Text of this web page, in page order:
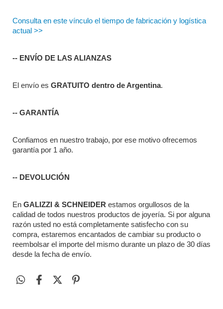
Consulta en este vínculo el tiempo de fabricación y logística
actual >>
-- ENVÍO DE LAS ALIANZAS
El envío es GRATUITO dentro de Argentina.
-- GARANTÍA
Confiamos en nuestro trabajo, por ese motivo ofrecemos
garantía por 1 año.
-- DEVOLUCIÓN
En GALIZZI & SCHNEIDER estamos orgullosos de la
calidad de todos nuestros productos de joyería. Si por alguna
razón usted no está completamente satisfecho con su
compra, estaremos encantados de cambiar su producto o
reembolsar el importe del mismo durante un plazo de 30 días
desde la fecha de envío.